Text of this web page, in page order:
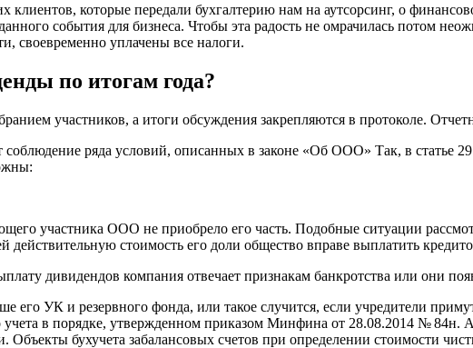
которые передали бухгалтерию нам на аутсорсинг, о
данного события для бизнеса. Чтобы эта радость не омрачилась потом
своевременно уплачены все налоги.
по итогам года?
участников, а итоги обсуждения закрепляются в протоколе.
ряда условий, описанных в законе «Об ООО» Так, в статье
участника ООО не приобрело его часть. Подобные ситуации
действительную стоимость его доли общество вправе выплатить
дивидендов компания отвечает признакам банкротства или они
его УК и резервного фонда, или такое случится, если учредители
учета в порядке, утвержденном приказом Минфина от 28.08.2014 № 84н. А
Объекты бухучета забалансовых счетов при определении стоимости